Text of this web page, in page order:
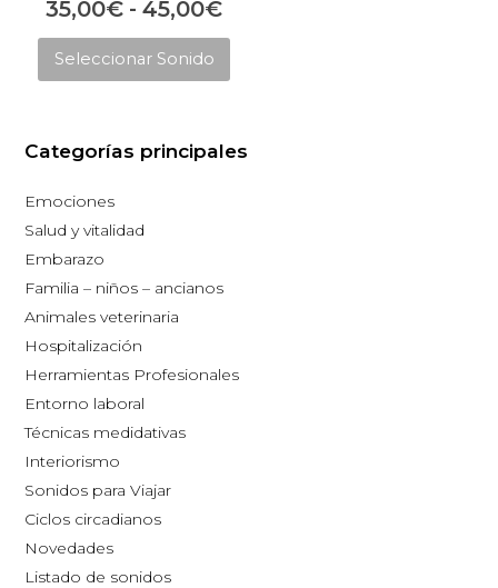
35,00€ - 45,00€Rango
de
precios:
35,00€
Seleccionar Sonido
Este
variantes.
página
Categorías principales
Emociones
Salud y vitalidad
Embarazo
Familia – niños – ancianos
Animales veterinaria
Hospitalización
Herramientas Profesionales
Entorno laboral
Técnicas medidativas
Interiorismo
Sonidos para Viajar
Ciclos circadianos
Novedades
Listado de sonidos